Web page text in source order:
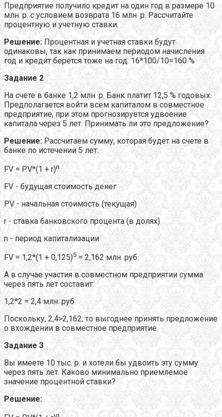
Предприятие получило кредит на один год в размере 10
млн. р. с условием возврата 16 млн. р. Рассчитайте
процентную и учетную ставки.
Решение: Процентная и учетная ставки будут
одинаковы, так как принимаем периодом начисления
год и кредит берется тоже на год: 16*100/10=160 %
Задание 2
На счете в банке 1,2 млн. р. Банк платит 12,5 % годовых.
Предполагается войти всем капиталом в совместное
предприятие, при этом прогнозируется удвоение
капитала через 5 лет. Принимать ли это предложение?
Решение: Рассчитаем сумму, которая будет на счете в
банке по истечении 5 лет:
FV = PV*(1 + r)n
FV - будущая стоимость денег
PV - начальная стоимость (текущая)
r - ставка банковского процента (в долях)
n - период капитализации
FV = 1,2*(1 + 0,125)5 = 2,162 млн. руб.
А в случае участия в совместном предприятии сумма
через пять лет составит:
1,2*2 = 2,4 млн. руб.
Поскольку, 2,4>2,162, то выгоднее принять предложение
о вхождении в совместное предприятие.
Задание 3
Вы имеете 10 тыс. р. и хотели бы удвоить эту сумму
через пять лет. Каково минимально приемлемое
значение процентной ставки?
Решение:
n